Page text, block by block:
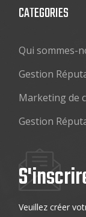
CATEGORIES
Qui sommes-
Gestion
Marketing de
Gestion
Veuillez créer